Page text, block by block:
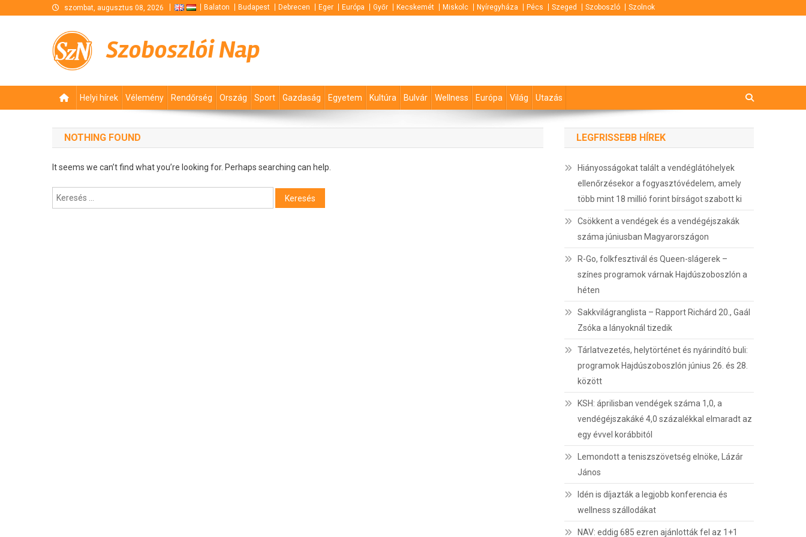
szombat, augusztus 08, 2026 Balaton Budapest Debrecen Eger Európa Győr Kecskemét Miskolc Nyíregyháza Pécs Szeged Szoboszló Szolnok
Szoboszlói Nap
Helyi hírek Vélemény Rendőrség Ország Sport Gazdaság Egyetem Kultúra Bulvár Wellness Európa Világ Utazás
NOTHING FOUND
It seems we can’t find what you’re looking for. Perhaps searching can help.
Keresés:
LEGFRISSEBB HÍREK
Hiányosságokat talált a vendéglátóhelyek
ellenőrzésekor a fogyasztóvédelem, amely
több mint 18 millió forint bírságot szabott ki
Csökkent a vendégek és a vendégéjszakák
száma júniusban Magyarországon
R-Go, folkfesztivál és Queen-slágerek –
színes programok várnak Hajdúszoboszlón a
héten
Sakkvilágranglista – Rapport Richárd 20., Gaál
Zsóka a lányoknál tizedik
Tárlatvezetés, helytörténet és nyárindító buli:
programok Hajdúszoboszlón június 26. és 28.
között
KSH: áprilisban vendégek száma 1,0, a
vendégéjszakáké 4,0 százalékkal elmaradt az
egy évvel korábbitól
Lemondott a teniszszövetség elnöke, Lázár
János
Idén is díjazták a legjobb konferencia és
wellness szállodákat
NAV: eddig 685 ezren ajánlották fel az 1+1